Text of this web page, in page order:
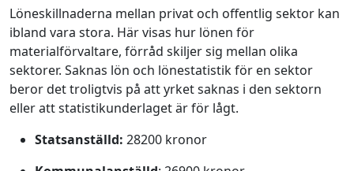
Löneskillnaderna mellan privat och offentlig sektor kan
ibland vara stora. Här visas hur lönen för
materialförvaltare, förråd skiljer sig mellan olika
sektorer. Saknas lön och lönestatistik för en sektor
beror det troligtvis på att yrket saknas i den sektorn
eller att statistikunderlaget är för lågt.
Statsanställd: 28200 kronor